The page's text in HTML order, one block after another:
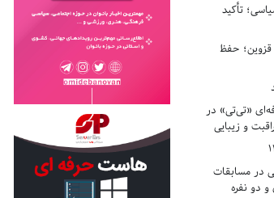
تأکید
حفظ
«تی‌تی» در
و زیبایی
در مسابقات
دو نفره